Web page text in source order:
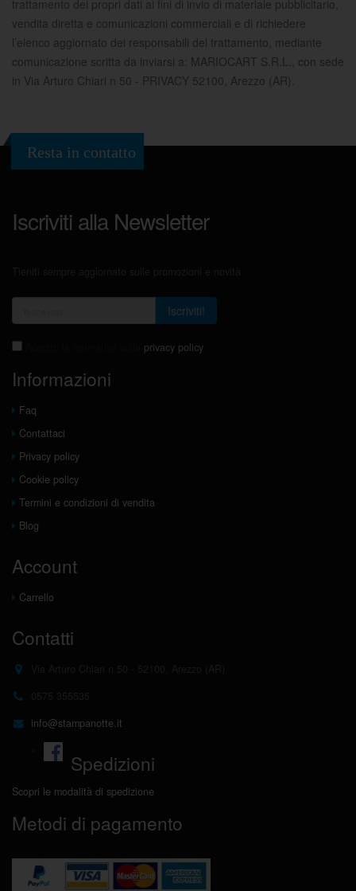
trattamento dei propri dati ai fini di invio di materiale pubblicitario,
vendita diretta e comunicazioni commerciali e di richiedere
l’elenco aggiornato dei responsabili del trattamento, mediante
comunicazione scritta da inviarsi a: MARIOCART S.R.L., con sede
in Via Arturo Chiari n 50 - PRIVACY 52100, Arezzo (AR).
Resta in contatto
Iscriviti alla Newsletter
Iscriviti!
privacy policy
Informazioni
Faq
Contattaci
Privacy policy
Cookie policy
Termini e condizioni di vendita
Blog
Account
Carrello
Contatti
info@stampanotte.it
Spedizioni
Scopri le modalità di spedizione
Metodi di pagamento